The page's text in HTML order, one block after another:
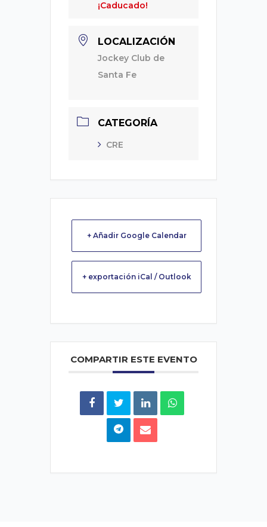
¡Caducado!
LOCALIZACIÓN
Jockey Club de
Santa Fe
CATEGORÍA
CRE
+ Añadir Google Calendar
+ exportación iCal / Outlook
COMPARTIR ESTE EVENTO